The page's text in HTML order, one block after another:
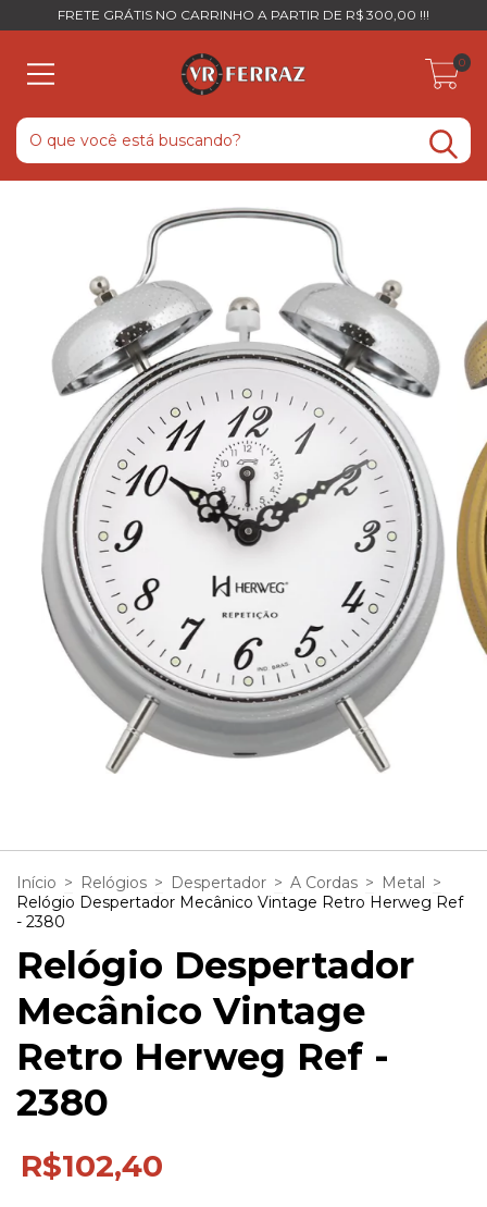
FRETE GRÁTIS NO CARRINHO A PARTIR DE R$ 300,00 !!!
0
Início > Relógios > Despertador > A Cordas > Metal >
Relógio Despertador Mecânico Vintage Retro Herweg Ref
- 2380
Relógio Despertador
Mecânico Vintage
Retro Herweg Ref -
2380
R$102,40